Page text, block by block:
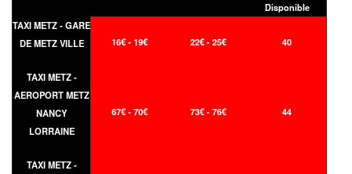
Disponible
TAXI METZ - GARE
DE METZ VILLE
16€ - 19€ 22€ - 25€ 40
TAXI METZ -
AEROPORT METZ
NANCY
LORRAINE
67€ - 70€ 73€ - 76€ 44
TAXI METZ -